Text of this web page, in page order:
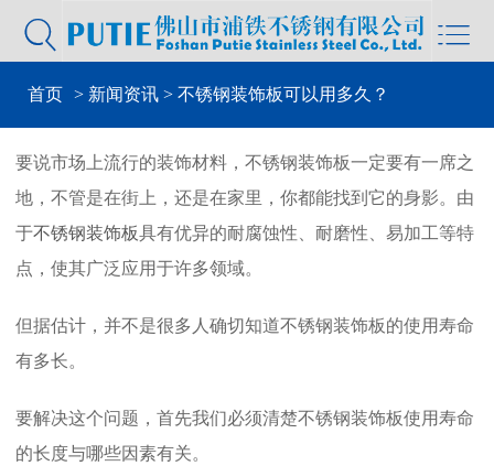


首页 > 新闻资讯 > 不锈钢装饰板可以用多久？
要说市场上流行的装饰材料，不锈钢装饰板一定要有一席之
地，不管是在街上，还是在家里，你都能找到它的身影。由
于不锈钢装饰板具有优异的耐腐蚀性、耐磨性、易加工等特
点，使其广泛应用于许多领域。
但据估计，并不是很多人确切知道不锈钢装饰板的使用寿命
有多长。
要解决这个问题，首先我们必须清楚不锈钢装饰板使用寿命
的长度与哪些因素有关。